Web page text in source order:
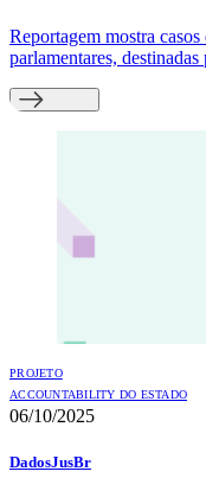
Reportagem mostra
parlamentares,
PROJETO
ACCOUNTABILITY DO ESTADO
06/10/2025
DadosJusBr